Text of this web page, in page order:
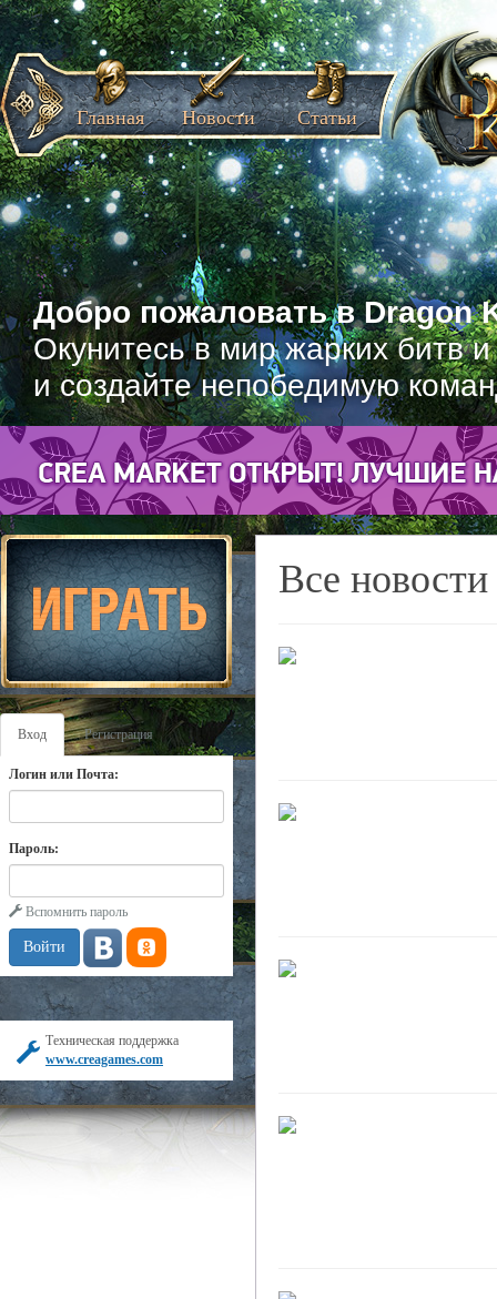
Добро пожаловать в Dragon
Окунитесь в мир жарких битв
и создайте непобедимую
Главная Новости Статьи
Вход Регистрация
Логин или Почта:
Пароль:
Вспомнить пароль
Техническая поддержка
www.creagames.com
Все новости